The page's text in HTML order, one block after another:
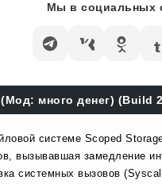
Мы в социальных
много денег) (Build
системе Scoped
вызывавшая замедление
системных вызовов